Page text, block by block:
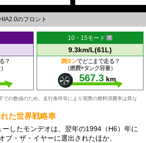
のフロント
？
10・15モード
9.3km/L(61L)
満タンでどこまで走る？
（燃費×タンク容量）
567.3 km
の数値のため、走行条件等により実際の燃料消費率は異な
た世界戦略車
したモンデオは、翌年の1994（H6）年に
ブ・ザ・イヤーに選出されたほか、